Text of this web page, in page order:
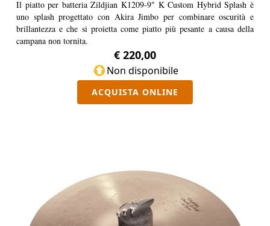
Il piatto per batteria Zildjian K1209-9" K Custom Hybrid Splash è
uno splash progettato con Akira Jimbo per combinare oscurità e
brillantezza e che si proietta come piatto più pesante a causa della
campana non tornita.
€ 220,00
Non disponibile
ACQUISTA ONLINE